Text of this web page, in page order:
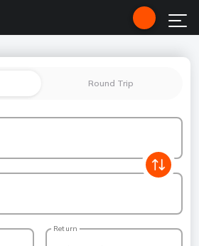
Round Trip
Return